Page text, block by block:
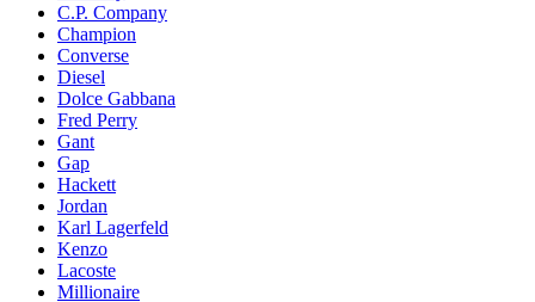
C.P. Company
Champion
Converse
Diesel
Dolce Gabbana
Fred Perry
Gant
Gap
Hackett
Jordan
Karl Lagerfeld
Kenzo
Lacoste
Millionaire